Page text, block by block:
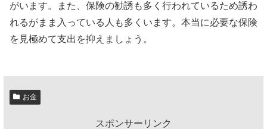
がいます。また、保険の勧誘も多く行われているため誘わ
れるがまま入っている人も多くいます。本当に必要な保険
を見極めて支出を抑えましょう。
お金
スポンサーリンク